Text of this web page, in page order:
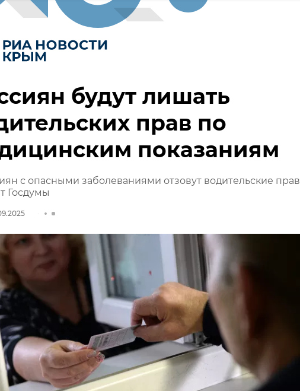
будут лишать
прав по
показаниям
с опасными заболеваниями отзовут водительские
Госдумы